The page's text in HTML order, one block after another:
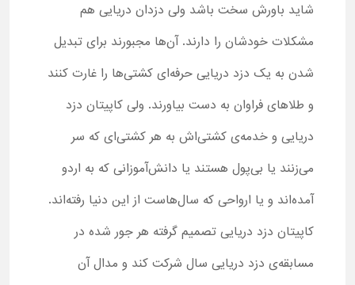
شاید باورش سخت باشد ولی دزدان دریایی هم
مشکلات خودشان را دارند. آن‌ها مجبورند برای تبدیل
شدن به یک دزد دریایی حرفه‌ای کشتی‌ها را غارت کنند
و طلاهای فراوان به دست بیاورند. ولی کاپیتان دزد
دریایی و خدمه‌ی کشتی‌اش به هر کشتی‌ای که سر
می‌زنند یا بی‌پول هستند یا دانش‌‌آموزانی که به اردو
آمده‌اند و یا ارواحی که سال‌هاست از این دنیا رفته‌اند.
کاپیتان دزد دریایی تصمیم گرفته هر جور شده در
مسابقه‌ی دزد دریایی سال شرکت کند و مدال آن